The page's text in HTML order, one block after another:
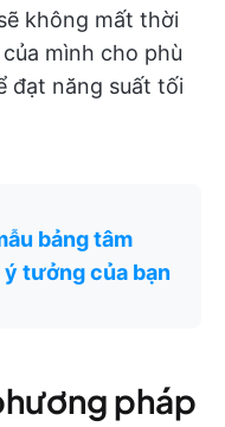
không mất thời
mình cho phù
đạt năng suất tối
bảng tâm
tưởng của bạn
pháp